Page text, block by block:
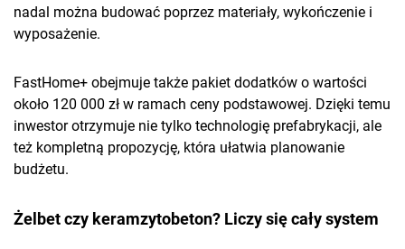
nadal można budować poprzez materiały, wykończenie i
wyposażenie.
FastHome+ obejmuje także pakiet dodatków o wartości
około 120 000 zł w ramach ceny podstawowej. Dzięki temu
inwestor otrzymuje nie tylko technologię prefabrykacji, ale
też kompletną propozycję, która ułatwia planowanie
budżetu.
Żelbet czy keramzytobeton? Liczy się cały system